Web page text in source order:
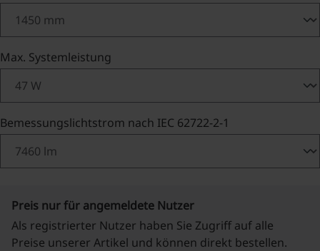
Max. Systemleistung
Bemessungslichtstrom nach IEC 62722-2-1
Preis nur für angemeldete Nutzer
Als registrierter Nutzer haben Sie Zugriff auf alle
Preise unserer Artikel und können direkt bestellen.